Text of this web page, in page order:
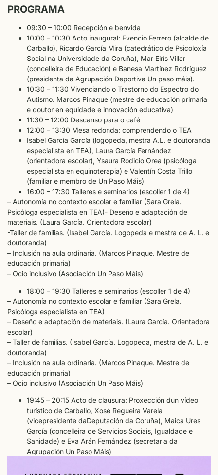
PROGRAMA
09:30 – 10:00 Recepción e benvida
10:00 – 10:30 Acto inaugural: Evencio Ferrero (alcalde de
Carballo), Ricardo García Mira (catedrático de Psicoloxía
Social na Universidade da Coruña), Mar Eirís Villar
(concelleira de Educación) e Banesa Martínez Rodríguez
(presidenta da Agrupación Deportiva Un paso máis).
10:30 – 11:30 Vivenciando o Trastorno do Espectro do
Autismo. Marcos Pinaque (mestre de educación primaria
e doutor en equidade e innovación educativa)
11:30 – 12:00 Descanso para o café
12:00 – 13:30 Mesa redonda: comprendendo o TEA
Isabel García García (logopeda, mestra A.L. e doutoranda
especialista en TEA), Laura García Fernández
(orientadora escolar), Ysaura Rodicio Orea (psicóloga
especialista en equinoterapia) e Valentín Costa Trillo
(familiar e membro de Un Paso Máis)
16:00 – 17:30 Talleres e seminarios (escoller 1 de 4)
– Autonomía no contexto escolar e familiar (Sara Grela.
Psicóloga especialista en TEA)- Deseño e adaptación de
materiais. (Laura García. Orientadora escolar)
-Taller de familias. (Isabel García. Logopeda e mestra de A. L. e
doutoranda)
– Inclusión na aula ordinaria. (Marcos Pinaque. Mestre de
educación primaria)
– Ocio inclusivo (Asociación Un Paso Máis)
18:00 – 19:30 Talleres e seminarios (escoller 1 de 4)
– Autonomía no contexto escolar e familiar (Sara Grela.
Psicóloga especialista en TEA)
– Deseño e adaptación de materiais. (Laura García. Orientadora
escolar)
– Taller de familias. (Isabel García. Logopeda, mestra de A. L. e
doutoranda)
– Inclusión na aula ordinaria. (Marcos Pinaque. Mestre de
educación primaria)
– Ocio inclusivo (Asociación Un Paso Máis)
19:45 – 20:15 Acto de clausura: Proxección dun vídeo
turístico de Carballo, Xosé Regueira Varela
(vicepresidente daDeputación da Coruña), Maica Ures
García (concelleira de Servicios Sociais, Igualdade e
Sanidade) e Eva Arán Fernández (secretaria da
Agrupación Un Paso Máis)